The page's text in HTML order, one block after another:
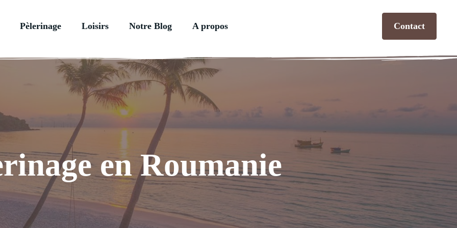
Pèlerinage Loisirs Notre Blog A propos Contact
en Roumanie